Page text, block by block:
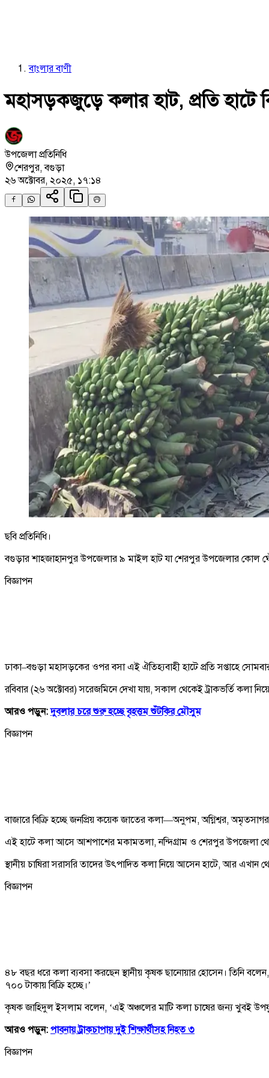
বাংলার বাণী
মহাসড়কজুড়ে কলার হাট, প্রতি হাটে
উপজেলা প্রতিনিধি
শেরপুর, বগুড়া
২৬ অক্টোবর, ২০২৫, ১৭:১৪
ছবি প্রতিনিধি।
বগুড়ার শাহজাহানপুর উপজেলার ৯ মাইল হাট যা শেরপুর উপজেলার কোল
বিজ্ঞাপন
ঢাকা–বগুড়া মহাসড়কের ওপর বসা এই ঐতিহ্যবাহী হাটে প্রতি সপ্তাহে
রবিবার (২৬ অক্টোবর) সরেজমিনে দেখা যায়, সকাল থেকেই ট্রাকভর্তি কলা
আরও পড়ুন:দুবলার চরে শুরু হচ্ছে বৃহত্তম শুঁটকির মৌসুম
বিজ্ঞাপন
বাজারে বিক্রি হচ্ছে জনপ্রিয় কয়েক জাতের কলা—অনুপম, অগ্নিশ্বর,
এই হাটে কলা আসে আশপাশের মকামতলা, নন্দিগ্রাম ও শেরপুর উপজেলা
স্থানীয় চাষিরা সরাসরি তাদের উৎপাদিত কলা নিয়ে আসেন হাটে, আর এখান
বিজ্ঞাপন
৪৮ বছর ধরে কলা ব্যবসা করছেন স্থানীয় কৃষক ছানোয়ার হোসেন। তিনি
৭০০ টাকায় বিক্রি হচ্ছে।’
কৃষক জাহিদুল ইসলাম বলেন, ‘এই অঞ্চলের মাটি কলা চাষের জন্য খুবই
আরও পড়ুন: পাবনায় ট্রাকচাপায় দুই শিক্ষার্থীসহ নিহত ৩
বিজ্ঞাপন